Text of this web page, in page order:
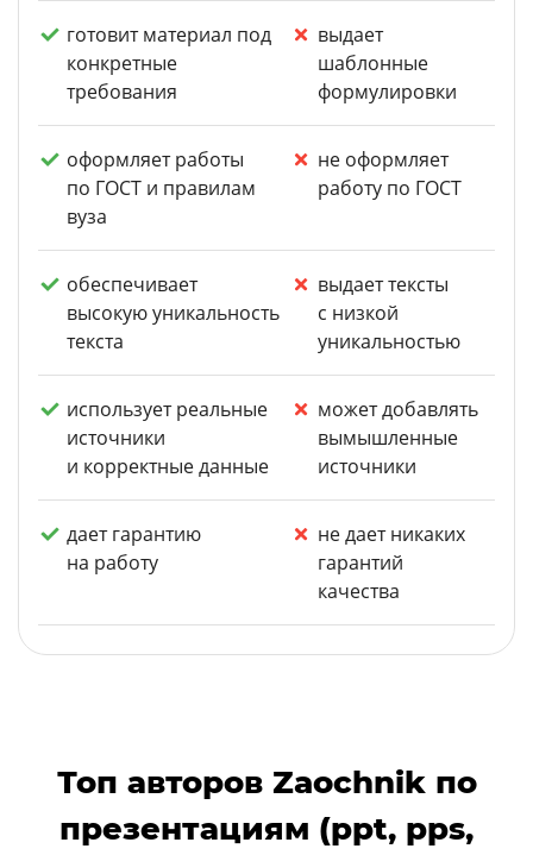
готовит материал под
конкретные
требования
выдает
шаблонные
формулировки
оформляет работы
по ГОСТ и правилам
вуза
не оформляет
работу по ГОСТ
обеспечивает
высокую уникальность
текста
выдает тексты
с низкой
уникальностью
использует реальные
источники
и корректные данные
может добавлять
вымышленные
источники
дает гарантию
на работу
не дает никаких
гарантий
качества
Топ авторов Zaochnik по
презентациям (ppt, pps,